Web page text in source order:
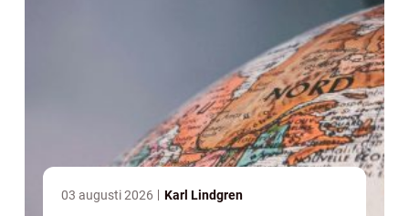
03 augusti 2026 Karl Lindgren